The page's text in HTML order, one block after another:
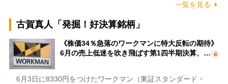
一覧を見る
古賀真人「発掘！好決算銘柄」
《株価34％急落のワークマンに特大反転の期待》
6月の売上低迷を吹き飛ばす第1四半期決算、…
6月3日に8330円をつけたワークマン（東証スタンダード・